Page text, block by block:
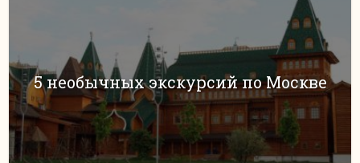
5 необычных экскурсий по Москве